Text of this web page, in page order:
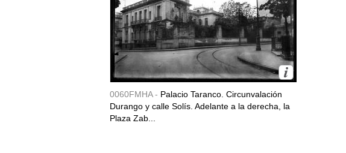
0060FMHA - Palacio Taranco. Circunvalación
Durango y calle Solís. Adelante a la derecha, la
Plaza Zab...